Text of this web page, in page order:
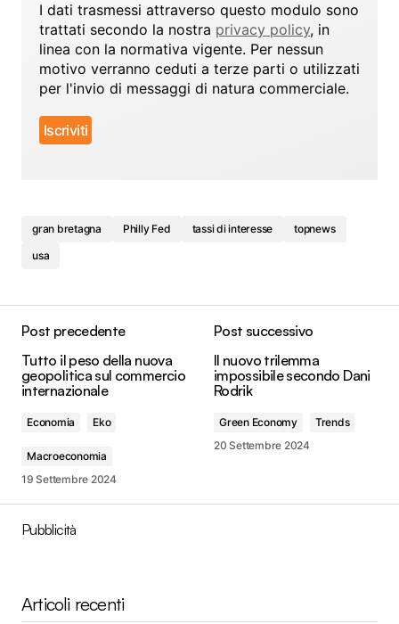
I dati trasmessi attraverso questo modulo sono
trattati secondo la nostra privacy policy, in
linea con la normativa vigente. Per nessun
motivo verranno ceduti a terze parti o utilizzati
per l'invio di messaggi di natura commerciale.
gran bretagna Philly Fed tassi di interesse
topnews
usa
Post precedente
Tutto il peso della nuova
geopolitica sul commercio
internazionale
Economia Eko
Macroeconomia
19 Settembre 2024
Post successivo
Il nuovo trilemma
impossibile secondo Dani
Rodrik
Green Economy
Trends
20 Settembre 2024
Pubblicità
Articoli recenti